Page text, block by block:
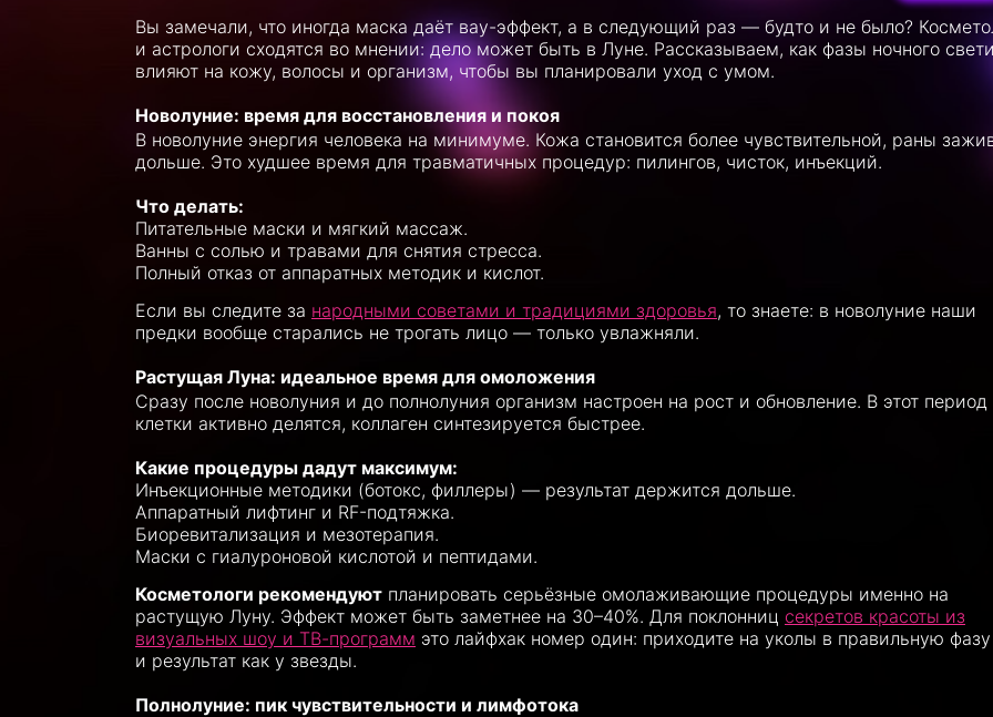
Вы замечали, что иногда маска даёт вау-эффект, а в следующий раз — будто и не было?
и астрологи сходятся во мнении: дело может быть в Луне. Рассказываем, как фазы ночного
влияют на кожу, волосы и организм, чтобы вы планировали уход с умом.
Новолуние: время для восстановления и покоя
В новолуние энергия человека на минимуме. Кожа становится более чувствительной, раны
дольше. Это худшее время для травматичных процедур: пилингов, чисток, инъекций.
Что делать:
Питательные маски и мягкий массаж.
Ванны с солью и травами для снятия стресса.
Полный отказ от аппаратных методик и кислот.
Если вы следите за народными советами и традициями здоровья, то знаете: в новолуние наши
предки вообще старались не трогать лицо — только увлажняли.
Растущая Луна: идеальное время для омоложения
Сразу после новолуния и до полнолуния организм настроен на рост и обновление. В этот период
клетки активно делятся, коллаген синтезируется быстрее.
Какие процедуры дадут максимум:
Инъекционные методики (ботокс, филлеры) — результат держится дольше.
Аппаратный лифтинг и RF-подтяжка.
Биоревитализация и мезотерапия.
Маски с гиалуроновой кислотой и пептидами.
Косметологи рекомендуют планировать серьёзные омолаживающие процедуры именно на
растущую Луну. Эффект может быть заметнее на 30–40%. Для поклонниц секретов красоты из
визуальных шоу и ТВ-программ это лайфхак номер один: приходите на уколы в правильную
и результат как у звезды.
Полнолуние: пик чувствительности и лимфотока